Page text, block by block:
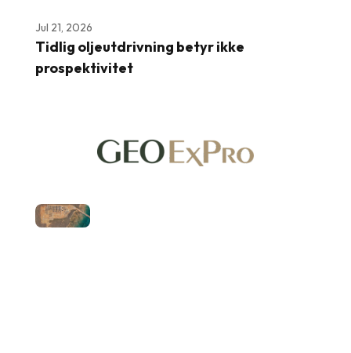
Jul 21, 2026
Tidlig oljeutdrivning betyr ikke
prospektivitet